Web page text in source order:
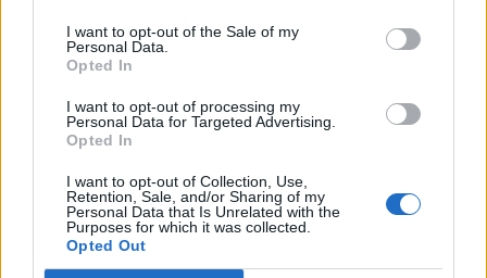
I want to opt-out of the Sale of my
Personal Data.
Opted In
I want to opt-out of processing my
Personal Data for Targeted Advertising.
Opted In
I want to opt-out of Collection, Use,
Retention, Sale, and/or Sharing of my
Personal Data that Is Unrelated with the
Purposes for which it was collected.
Opted Out
sul Male Di Vivere
TESINE
TESINE
Tesina sull'irrazionalismo